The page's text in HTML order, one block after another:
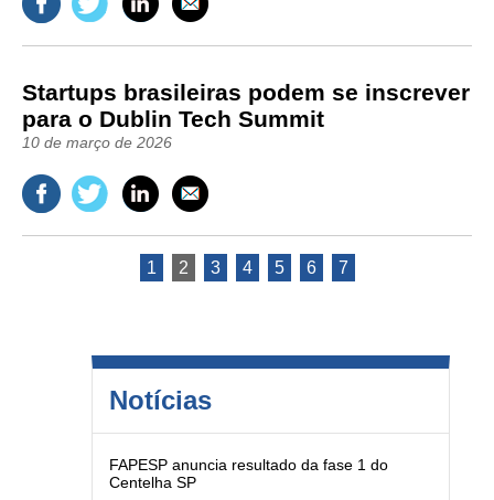
Startups brasileiras podem se inscrever
para o Dublin Tech Summit
10 de março de 2026
1 2 3 4 5 6 7
Notícias
FAPESP anuncia resultado da fase 1 do
Centelha SP